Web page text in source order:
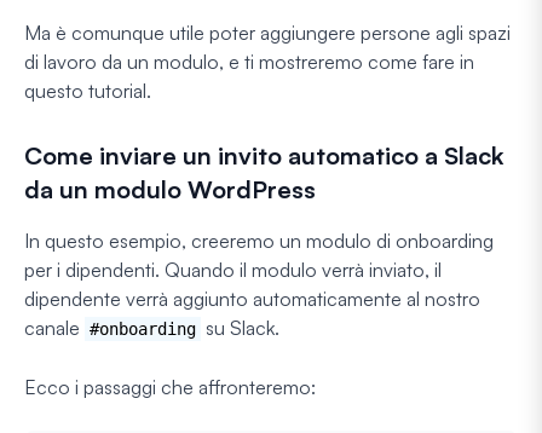
Ma è comunque utile poter aggiungere persone agli spazi
di lavoro da un modulo, e ti mostreremo come fare in
questo tutorial.
Come inviare un invito automatico a Slack
da un modulo WordPress
In questo esempio, creeremo un modulo di onboarding
per i dipendenti. Quando il modulo verrà inviato, il
dipendente verrà aggiunto automaticamente al nostro
canale #onboarding su Slack.
Ecco i passaggi che affronteremo: